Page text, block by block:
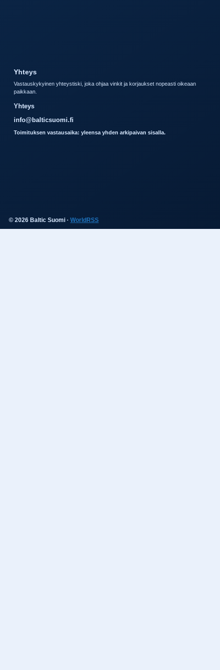
Yhteys
Vastauskykyinen yhteystiski, joka ohjaa vinkit ja korjaukset nopeasti oikeaan
paikkaan.
Yhteys
info@balticsuomi.fi
Toimituksen vastausaika: yleensa yhden arkipaivan sisalla.
© 2026 Baltic Suomi · WorldRSS